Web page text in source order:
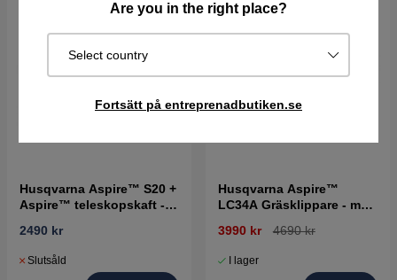
Are you in the right place?
Select country
Fortsätt på entreprenadbutiken.se
Husqvarna Aspire™ S20 +
Aspire™ teleskopskaft -
2490 kr
Slutsåld
Husqvarna Aspire™
LC34A Gräsklippare - med
3990 kr 4690 kr
I lager